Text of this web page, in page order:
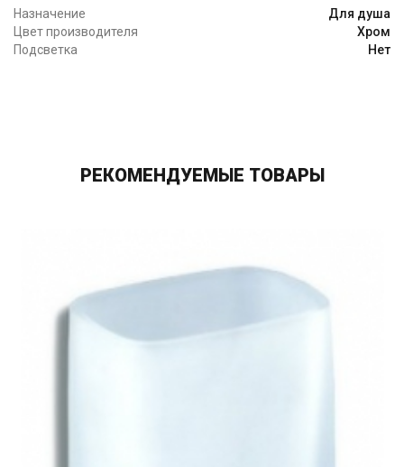
Назначение
Для душа
Цвет производителя
Хром
Подсветка
Нет
РЕКОМЕНДУЕМЫЕ ТОВАРЫ